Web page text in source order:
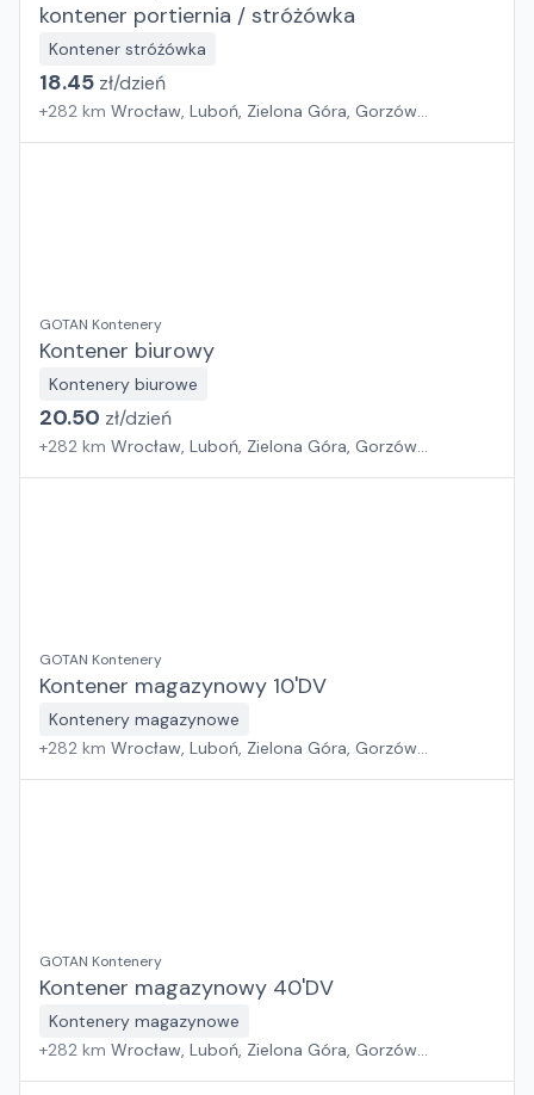
kontener portiernia / stróżówka
Kontener stróżówka
18.45 zł/dzień
+282 km Wrocław, Luboń, Zielona Góra, Gorzów
GOTAN Kontenery
Kontener biurowy
Kontenery biurowe
20.50 zł/dzień
+282 km Wrocław, Luboń, Zielona Góra, Gorzów
GOTAN Kontenery
Kontener magazynowy 10'DV
Kontenery magazynowe
+282 km Wrocław, Luboń, Zielona Góra, Gorzów
GOTAN Kontenery
Kontener magazynowy 40'DV
Kontenery magazynowe
+282 km Wrocław, Luboń, Zielona Góra, Gorzów